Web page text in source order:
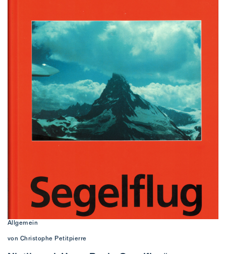
Allgemein
von Christophe Petitpierre